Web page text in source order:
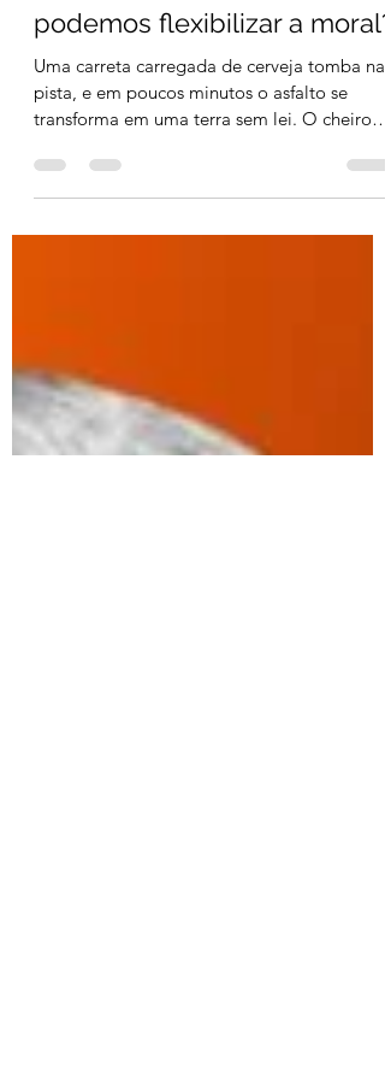
3 min de leitura
O jeitinho brasileiro sob a
ótica de Kant: até onde
podemos flexibilizar a moral?
Uma carreta carregada de cerveja tomba na
pista, e em poucos minutos o asfalto se